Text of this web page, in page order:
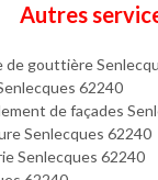
Autres
gouttière
62240
de façades
Senlecques 62240
Senlecques 62240